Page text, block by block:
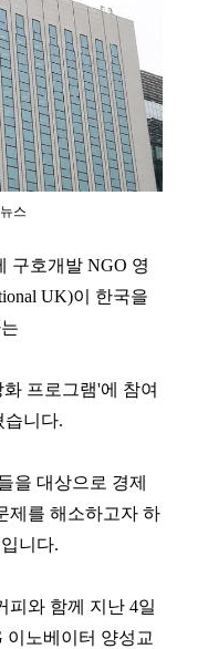
스
구호개발 NGO 영
UK)이 한국을
프로그램'에 참여
습니다.
을 대상으로 경제
제를 해소하고자 하
니다.
피와 함께 지난 4일
이노베이터 양성교